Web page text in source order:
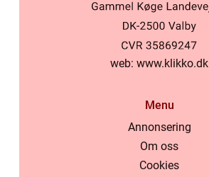
web: www.klikko.dk
Menu
Annonsering
Om oss
Cookies